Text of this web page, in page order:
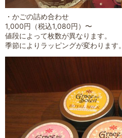
・かごの詰め合わせ
1,000円（税込1,080円）〜
値段によって枚数が異なります。
季節によりラッピングが変わります。